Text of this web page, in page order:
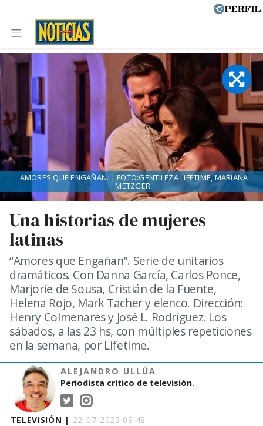
TELEVISIÓN | 22-07-2023 09:48
Una historias de mujeres
latinas
“Amores que Engañan”. Serie de unitarios
dramáticos. Con Danna García, Carlos Ponce,
Marjorie de Sousa, Cristián de la Fuente,
Helena Rojo, Mark Tacher y elenco. Dirección:
Henry Colmenares y José L. Rodríguez. Los
sábados, a las 23 hs, con múltiples repeticiones
en la semana, por Lifetime.
ALEJANDRO ULLÚA
Periodista crítico de televisión.
AMORES QUE ENGAÑAN. | FOTO:GENTILEZA LIFETIME, MARIANA
METZGER.